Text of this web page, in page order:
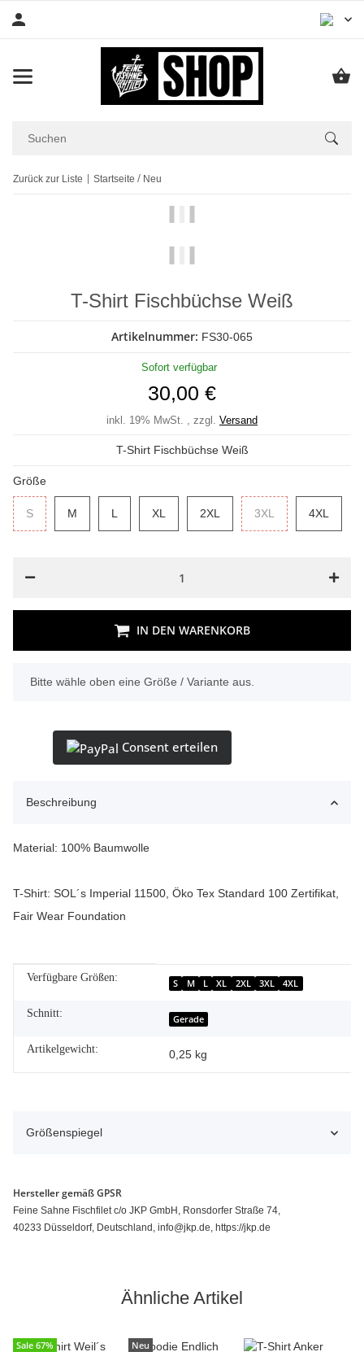
Zurück zur Liste Startseite Neu
T-Shirt Fischbüchse Weiß
Artikelnummer: FS30-065
Sofort verfügbar
30,00 €
inkl. 19% MwSt. , zzgl. Versand
T-Shirt Fischbüchse Weiß
Größe
SS M L L XL XL 2XL 2XL 3XL 3XL 4XL 4XL
IN DEN WARENKORB
x
Bitte wähle oben eine Größe / Variante aus.
Consent erteilen
Beschreibung
Material: 100% Baumwolle
T-Shirt: SOL´s Imperial 11500, Öko Tex Standard 100 Zertifikat,
Fair Wear Foundation
Produkteigenschaft
Wert
Verfügbare Größen: S M L XL 2XL 3XL 4XL
Schnitt: Gerade
Artikelgewicht: 0,25 kg
Größenspiegel
Hersteller gemäß GPSR
Feine Sahne Fischfilet c/o JKP GmbH, Ronsdorfer Straße 74,
40233 Düsseldorf, Deutschland, info@jkp.de, https://jkp.de
Ähnliche Artikel
Sale 67% Neu